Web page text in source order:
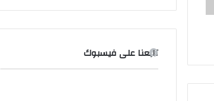
تابعنا على فيسبوك